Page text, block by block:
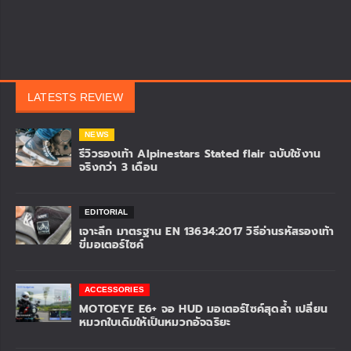
LATESTS REVIEW
NEWS
รีวิวรองเท้า Alpinestars Stated flair ฉบับใช้งาน
จริงกว่า 3 เดือน
EDITORIAL
เจาะลึก มาตรฐาน EN 13634:2017 วิธีอ่านรหัสรองเท้า
ขี่มอเตอร์ไซค์
ACCESSORIES
MOTOEYE E6+ จอ HUD มอเตอร์ไซค์สุดล้ำ เปลี่ยน
หมวกใบเดิมให้เป็นหมวกอัจฉริยะ